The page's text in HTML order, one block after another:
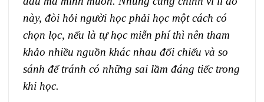
này, đòi hỏi người học phải học một cách có
chọn lọc, nếu là tự học miễn phí thì nên tham
khảo nhiều nguồn khác nhau đối chiếu và so
sánh để tránh có những sai lầm đáng tiếc trong
khi học.